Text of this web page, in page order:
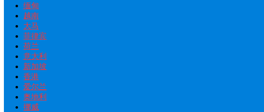
缅甸
越南
大马
菲律宾
荷兰
意大利
新加坡
香港
爱尔兰
奥地利
挪威